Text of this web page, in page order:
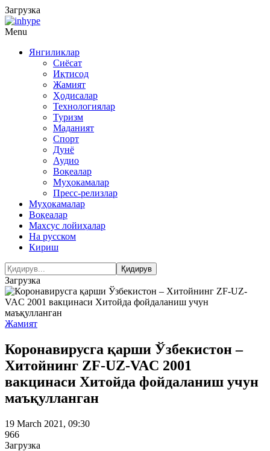
Загрузка
Menu
Янгиликлар
Сиёсат
Иқтисод
Жамият
Ҳодисалар
Технологиялар
Туризм
Маданият
Спорт
Дунё
Аудио
Воқеалар
Муҳокамалар
Пресс-релизлар
Муҳокамалар
Воқеалар
Махсус лойиҳалар
На русском
Кириш
Загрузка
Жамият
Коронавирусга қарши Ўзбекистон –
Хитойнинг ZF-UZ-VAC 2001
вакцинаси Хитойда фойдаланиш учун
маъқулланган
19 March 2021, 09:30
966
Загрузка